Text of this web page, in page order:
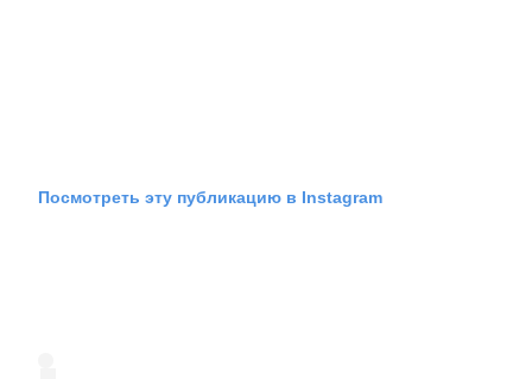
Посмотреть эту публикацию в Instagram